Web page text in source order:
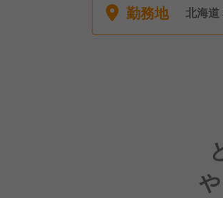
勤務地 北海道